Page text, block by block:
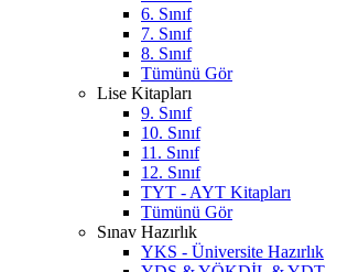
6. Sınıf
7. Sınıf
8. Sınıf
Tümünü Gör
Lise Kitapları
9. Sınıf
10. Sınıf
11. Sınıf
12. Sınıf
TYT - AYT Kitapları
Tümünü Gör
Sınav Hazırlık
YKS - Üniversite Hazırlık